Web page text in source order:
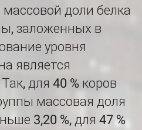
доли белка
заложенных в
уровня
является
для 40 % коров
массовая доля
3,20 %, для 47 %